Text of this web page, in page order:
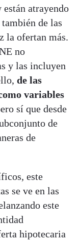
atrayendo
de las
la ofertan más.
no
y las incluyen
de las
variables
sí que desde
de
de
este
se ve en las
este
hipotecaria